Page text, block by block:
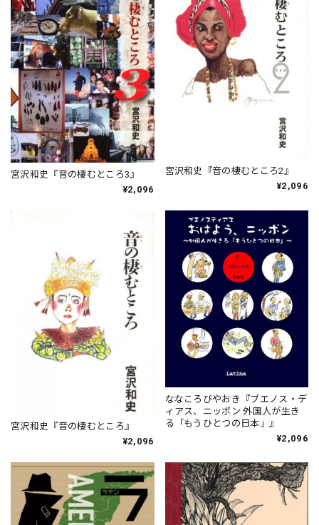
宮沢和史『音の棲むところ3』
¥2,096
宮沢和史『音の棲むところ2』
¥2,096
宮沢和史『音の棲むところ』
¥2,096
ななころびやおき『ブエノス・デ
ィアス、ニッポン 外国人が生き
る「もうひとつの日本」』
¥2,096